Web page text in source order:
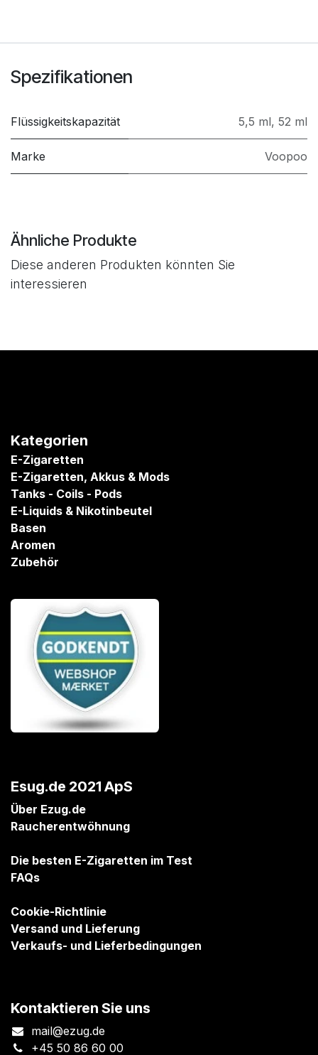
Spezifikationen
Flüssigkeitskapazität 5,5 ml, 52 ml
Marke Voopoo
Ähnliche Produkte
Diese anderen Produkten könnten Sie
interessieren
Kategorien
E-Zigaretten
E-Zigaretten, Akkus & Mods
Tanks - Coils - Pods
E-Liquids & Nikotinbeutel
Basen
Aromen
Zubehör
Esug.de 2021 ApS
Über Ezug.de
Raucherentwöhnung
Die besten E-Zigaretten im Test
FAQs
Cookie-Richtlinie
Versand und Lieferung
Verkaufs- und Lieferbedingungen
Kontaktieren Sie uns
mail@ezug.de
+45 50 86 60 00